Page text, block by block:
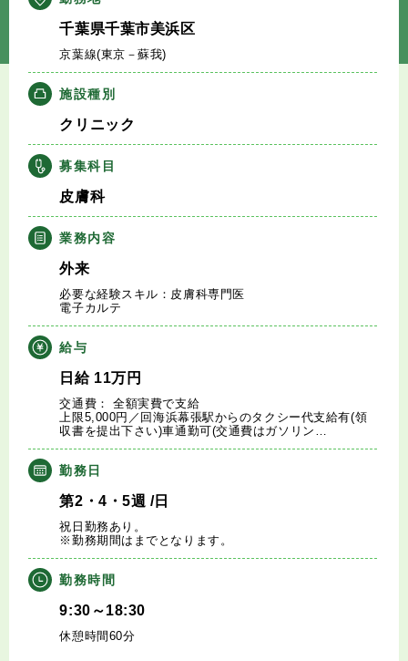
エージェントサービスTOP
サービスの流れ
キャリアアドバイザー紹介
医師の求人・転職Q&A
知りたい・聞きたい
転職成功事例
医師の転職マニュアル
データで見る医師の平均年収
医師に役立つ取材記事
大学医局紹介
千葉県千葉市美浜区
京葉線(東京－蘇我)
施設種別
クリニック
募集科目
皮膚科
業務内容
外来
必要な経験スキル：皮膚科専門医
電子カルテ
給与
日給11万円
交通費： 全額実費で支給
上限5,000円／回海浜幕張駅からのタクシー代支給有(領
収書を提出下さい)車通勤可(交通費はガソリン…
勤務日
第2・4・5週 /日
祝日勤務あり。
※勤務期間はまでとなります。
勤務時間
9:30～18:30
休憩時間60分